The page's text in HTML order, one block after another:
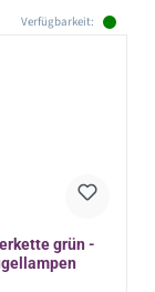
Verfügbarkeit:
grün -